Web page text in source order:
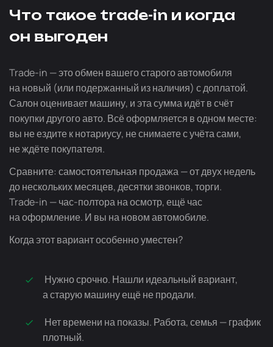
Что такое trade-in и когда
он выгоден
Trade-in — это обмен вашего старого автомобиля
на новый (или подержанный из наличия) с доплатой.
Салон оценивает машину, и эта сумма идёт в счёт
покупки другого авто. Всё оформляется в одном месте:
вы не ездите к нотариусу, не снимаете с учёта сами,
не ждёте покупателя.
Сравните: самостоятельная продажа — от двух недель
до нескольких месяцев, десятки звонков, торги.
Trade-in —час-полторана осмотр, ещё час
на оформление. И вы на новом автомобиле.
Когда этот вариант особенно уместен?
Нужно срочно. Нашли идеальный вариант,
а старую машину ещё не продали.
Нет времени на показы. Работа, семья — график
плотный.